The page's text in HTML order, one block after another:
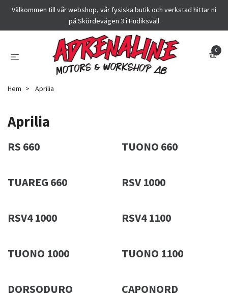
Välkommen till vår webshop, vår fysiska butik och verkstad hittar ni
på Skördevägen 3 i Hudiksvall
0
Hem Aprilia
Aprilia
RS 660 TUONO 660
TUAREG 660 RSV 1000
RSV4 1000 RSV4 1100
TUONO 1000 TUONO 1100
DORSODURO CAPONORD